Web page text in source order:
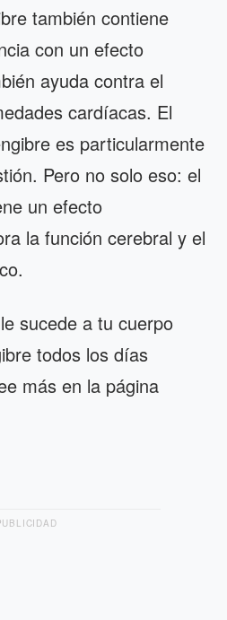
también contiene
con un efecto
ayuda contra el
cardíacas. El
es particularmente
Pero no solo eso: el
un efecto
la función cerebral y el
sucede a tu cuerpo
todos los días
más en la página